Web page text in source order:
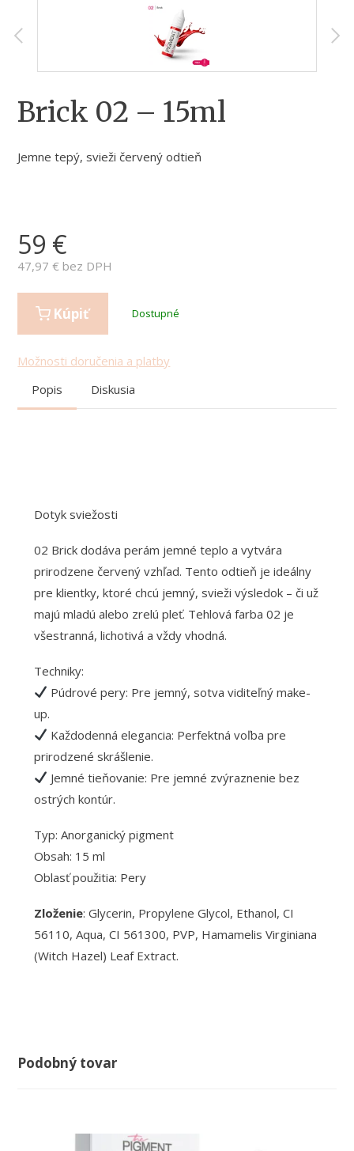
Brick 02 – 15ml
Jemne tepý, svieži červený odtieň
59 €
47,97 € bez DPH
Kúpiť Dostupné
Možnosti doručenia a platby
Popis
Diskusia
Dotyk sviežosti
02 Brick dodáva perám jemné teplo a vytvára
prirodzene červený vzhľad. Tento odtieň je ideálny
pre klientky, ktoré chcú jemný, svieži výsledok – či už
majú mladú alebo zrelú pleť. Tehlová farba 02 je
všestranná, lichotivá a vždy vhodná.
Techniky:
Púdrové pery: Pre jemný, sotva viditeľný make-
up.
Každodenná elegancia: Perfektná voľba pre
prirodzené skrášlenie.
Jemné tieňovanie: Pre jemné zvýraznenie bez
ostrých kontúr.
Typ: Anorganický pigment
Obsah: 15 ml
Oblasť použitia: Pery
Zloženie: Glycerin, Propylene Glycol, Ethanol, CI
56110, Aqua, CI 561300, PVP, Hamamelis Virginiana
(Witch Hazel) Leaf Extract.
Podobný tovar